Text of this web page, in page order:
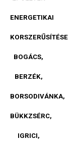
ENERGETIKAI
KORSZERŰSÍTÉSE
BOGÁCS,
BERZÉK,
BORSODIVÁNKA,
BÜKKZSÉRC,
IGRICI,